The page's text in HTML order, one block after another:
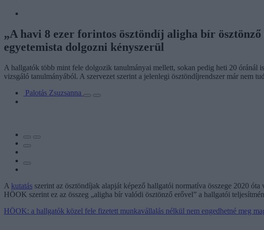
„A havi 8 ezer forintos ösztöndíj aligha bír
egyetemista dolgozni kényszerül
A hallgatók több mint fele dolgozik tanulmányai mellett, sokan pedig heti 20
vizsgáló tanulmányából. A szervezet szerint a jelenlegi ösztöndíjrendszer már nem
Palotás Zsuzsanna
A kutatás szerint az ösztöndíjak alapját képező hallgatói normatíva összege 2020
HÖOK szerint ez az összeg „aligha bír valódi ösztönző erővel” a hallgatói
HÖOK: a hallgatók közel fele fizetett munkavállalás nélkül nem engedhetné meg